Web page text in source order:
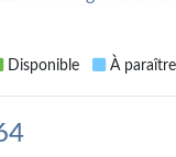
Disponible À